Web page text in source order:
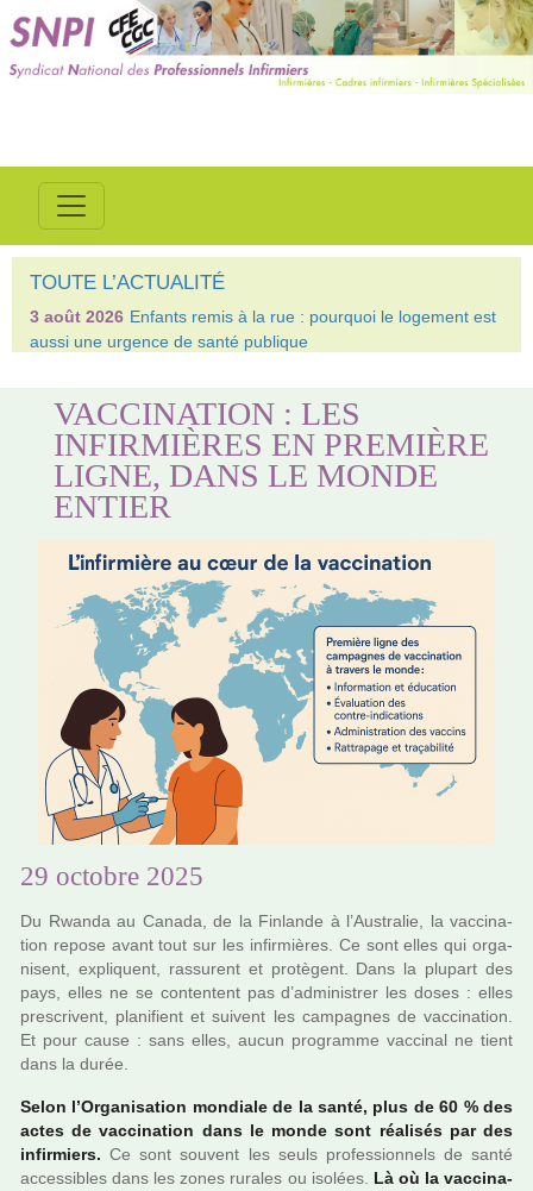
TOUTE L’ACTUALITÉ
3 août 2026 Enfants remis à la rue : pourquoi le logement est
aussi une urgence de santé publique
VACCINATION : LES
INFIRMIÈRES EN PREMIÈRE
LIGNE, DANS LE MONDE
ENTIER
29 octobre 2025
Du Rwanda au Canada, de la Finlande à l’Australie, la vac­ci­na­
tion repose avant tout sur les infir­miè­res. Ce sont elles qui orga­
ni­sent, expli­quent, ras­su­rent et pro­tè­gent. Dans la plu­part des
pays, elles ne se conten­tent pas d’admi­nis­trer les doses : elles
pres­cri­vent, pla­ni­fient et sui­vent les cam­pa­gnes de vac­ci­na­tion.
Et pour cause : sans elles, aucun pro­gramme vac­ci­nal ne tient
dans la durée.
Selon l’Organisation mon­diale de la santé, plus de 60 % des
actes de vac­ci­na­tion dans le monde sont réa­li­sés par des
infir­miers. Ce sont sou­vent les seuls pro­fes­sion­nels de santé
acces­si­bles dans les zones rura­les ou iso­lées. Là où la vac­ci­na­